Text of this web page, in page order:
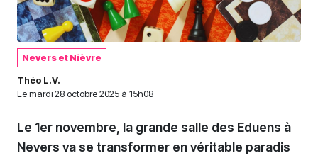
Nevers et Nièvre
Théo L.V.
Le mardi 28 octobre 2025 à 15h08
Le 1er novembre, la grande salle des Eduens à
Nevers va se transformer en véritable paradis